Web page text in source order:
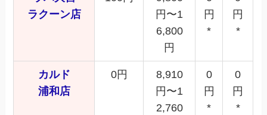
ラクーン店
円〜1
6,800
円
円
*
円
*
カルド
浦和店
0円
8,910
円〜1
2,760
0
円
*
0
円
*